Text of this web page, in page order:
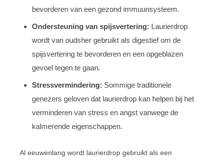
bevorderen van een gezond immuunsysteem.
Ondersteuning van spijsvertering: Laurierdrop
wordt van oudsher gebruikt als digestief om de
spijsvertering te bevorderen en een opgeblazen
gevoel tegen te gaan.
Stressvermindering: Sommige traditionele
genezers geloven dat laurierdrop kan helpen bij het
verminderen van stress en angst vanwege de
kalmerende eigenschappen.
Al eeuwenlang wordt laurierdrop gebruikt als een